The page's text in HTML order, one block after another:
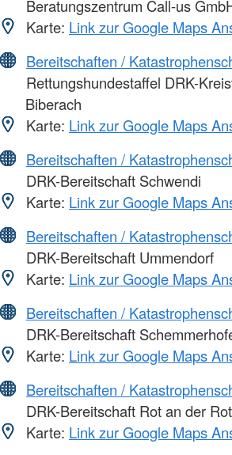
Beratungszentrum Call-us
Karte: Link zur Google Maps
Bereitschaften /
Rettungshundestaffel DRK-
Biberach
Karte: Link zur Google Maps
Bereitschaften /
DRK-Bereitschaft Schwendi
Karte: Link zur Google Maps
Bereitschaften /
DRK-Bereitschaft Ummendorf
Karte: Link zur Google Maps
Bereitschaften /
DRK-Bereitschaft
Karte: Link zur Google Maps
Bereitschaften /
DRK-Bereitschaft Rot an der Rot
Karte: Link zur Google Maps